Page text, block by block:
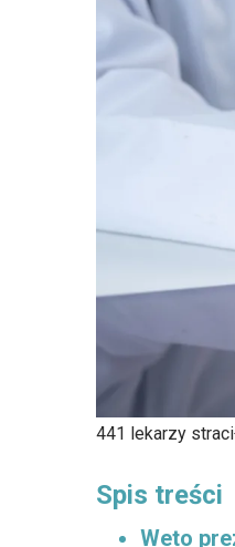
441 lekarzy
Spis treści
Weto